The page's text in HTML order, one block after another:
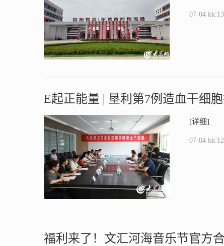
07-04 kk:13
E起正能量 | 垦利第7例造血干细
人善举为陌生患者点亮生命之光
[详细]
07-04 kk:12
福利来了！文汇河海音乐节官方